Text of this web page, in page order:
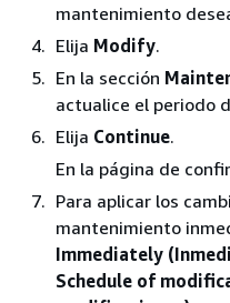
mantenimiento
Elija Modify.
En la sección
actualice el periodo
Elija Continue.
En la página de
Para aplicar los
mantenimiento
Immediately
Schedule of